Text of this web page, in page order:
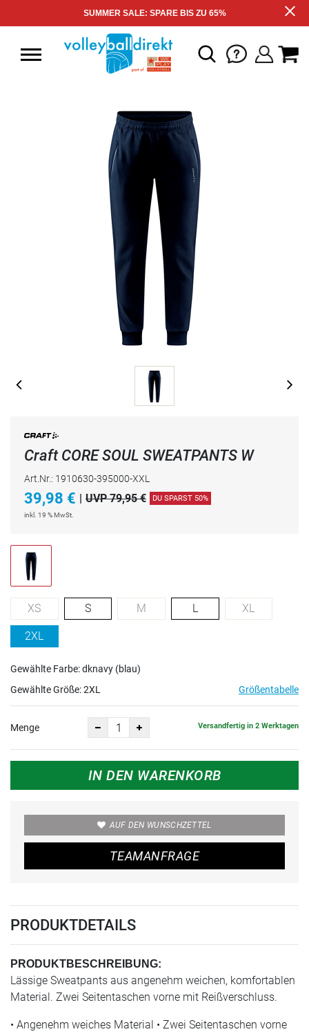
SUMMER SALE: SPARE BIS ZU 65%
Craft CORE SOUL SWEATPANTS W
Art.Nr.: 1910630-395000-XXL
39,98 € | UVP 79,95 € DU SPARST 50%
inkl. 19 % MwSt.
XS S M L XL
2XL
Gewählte Farbe: dknavy (blau)
Gewählte Größe:2XL Größentabelle
Menge Versandfertig in 2 Werktagen
IN DEN WARENKORB
AUF DEN WUNSCHZETTEL
TEAMANFRAGE
PRODUKTDETAILS
PRODUKTBESCHREIBUNG:
Lässige Sweatpants aus angenehm weichen, komfortablen
Material. Zwei Seitentaschen vorne mit Reißverschluss.
• Angenehm weiches Material • Zwei Seitentaschen vorne